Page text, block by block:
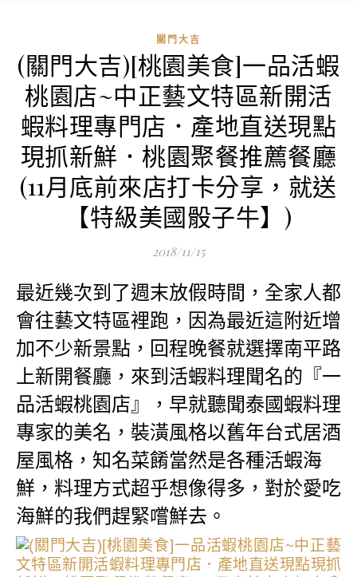
關門大吉
(關門大吉)[桃園美食]一品活蝦
桃園店~中正藝文特區新開活
蝦料理專門店．產地直送現點
現抓新鮮．桃園聚餐推薦餐廳
(11月底前來店打卡分享，就送
【特級美國骰子牛】)
2018/11/15
最近幾次到了週末放假時間，全家人都
會往藝文特區裡跑，因為最近這附近增
加不少新景點，回程晚餐就選擇南平路
上新開餐廳，來到活蝦料理聞名的『一
品活蝦桃園店』，早就聽聞泰國蝦料理
專家的美名，裝潢風格以舊年台式居酒
屋風格，知名菜餚當然是各種活蝦海
鮮，料理方式超乎想像得多 ，對於愛吃
海鮮的我們趕緊嚐鮮去。